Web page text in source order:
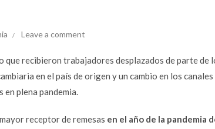
Leave a comment
recibieron trabajadores desplazados de parte de
en el país de origen y un cambio en los
en plena pandemia.
receptor de remesas en el año de la pandemia